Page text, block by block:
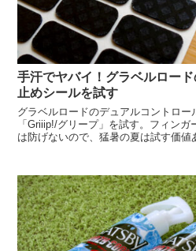
手汗でヤバイ！グラベルロー
止めシールを試す
グラベルロードのデュアルコントロ
「Griiip!/グリープ」を試す。フィン
は防げないので、猛暑の夏は試す価値